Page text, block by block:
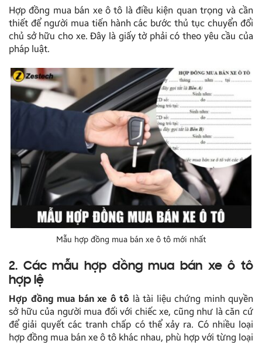
Hợp đồng mua bán xe ô tô là điều kiện quan trọng và cần
thiết để người mua tiến hành các bước thủ tục chuyển đổi
chủ sở hữu cho xe. Đây là giấy tờ phải có theo yêu cầu của
pháp luật.
Mẫu hợp đồng mua bán xe ô tô mới nhất
2. Các mẫu hợp đồng mua bán xe ô tô
hợp lệ
Hợp đồng mua bán xe ô tô là tài liệu chứng minh quyền
sở hữu của người mua đối với chiếc xe, cũng như là căn cứ
để giải quyết các tranh chấp có thể xảy ra. Có nhiều loại
hợp đồng mua bán xe ô tô khác nhau, phù hợp với từng loại